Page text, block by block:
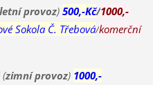
provoz) 500,-Kč/1000,-
Sokola Č. Třebová/komerční
(zimní provoz) 1000,-